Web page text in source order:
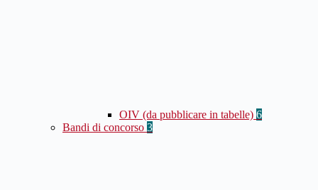
OIV (da pubblicare in tabelle) 6
Bandi di concorso 3